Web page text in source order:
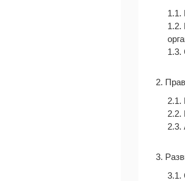
1.1.
1.2.
1.3.
2.
2.1.
2.2.
2.3.
3.
3.1.